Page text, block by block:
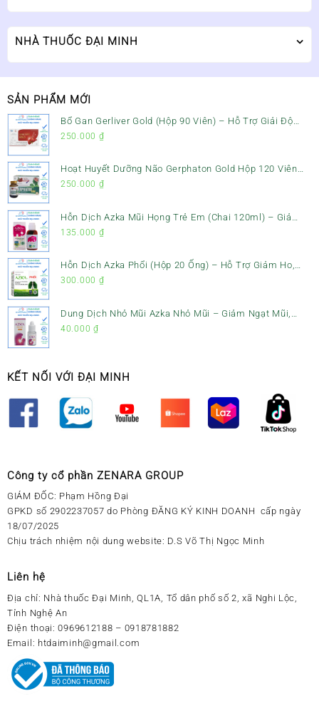
NHÀ THUỐC ĐẠI MINH
SẢN PHẨM MỚI
Bổ Gan Gerliver Gold (Hộp 90 Viên) – Hỗ Trợ Giải Độc
Gan, Mát Gan & Bảo Vệ Gan
250.000 ₫
Hoạt Huyết Dưỡng Não Gerphaton Gold Hộp 120 Viên
– Giảm Đau Đầu, Hoa Mắt, Chóng Mặt & Rối Loạn Tiền
250.000 ₫
Hỗn Dịch Azka Mũi Họng Trẻ Em (Chai 120ml) – Giảm
Ho, Tiêu Đờm & Đau Rát Họng
135.000 ₫
Hỗn Dịch Azka Phổi (Hộp 20 Ống) – Hỗ Trợ Giảm Ho,
Tiêu Đờm & Bổ Phổi
300.000 ₫
Dung Dịch Nhỏ Mũi Azka Nhỏ Mũi – Giảm Ngạt Mũi,
Sổ Mũi Cho Trẻ Sơ Sinh
40.000 ₫
KẾT NỐI VỚI ĐẠI MINH
Công ty cổ phần ZENARA GROUP
GIÁM ĐỐC: Phạm Hồng Đại
GPKD số 2902237057 do Phòng ĐĂNG KÝ KINH DOANH cấp ngày
18/07/2025
Chịu trách nhiệm nội dung website: D.S Võ Thị Ngọc Minh
Liên hệ
Địa chỉ: Nhà thuốc Đại Minh, QL1A, Tổ dân phố số 2, xã Nghi Lộc,
Tỉnh Nghệ An
Điện thoại: 0969612188 – 0918781882
Email: htdaiminh@gmail.com